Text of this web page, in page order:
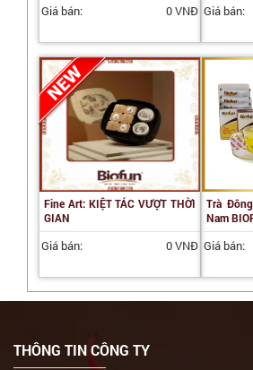
Giá bán: 0 VNĐ Giá bán:
Fine Art: KIỆT TÁC VƯỢT THỜI
GIAN
Giá bán: 0 VNĐ
Trà
Nam
Giá bán:
THÔNG TIN CÔNG TY